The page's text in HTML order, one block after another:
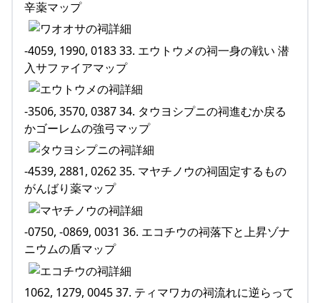
辛薬マップ
-4059, 1990, 0183 33. エウトウメの祠一身の戦い 潜
入サファイアマップ
-3506, 3570, 0387 34. タウヨシプニの祠進むか戻る
かゴーレムの強弓マップ
-4539, 2881, 0262 35. マヤチノウの祠固定するもの
がんばり薬マップ
-0750, -0869, 0031 36. エコチウの祠落下と上昇ゾナ
ニウムの盾マップ
1062, 1279, 0045 37. ティマワカの祠流れに逆らって